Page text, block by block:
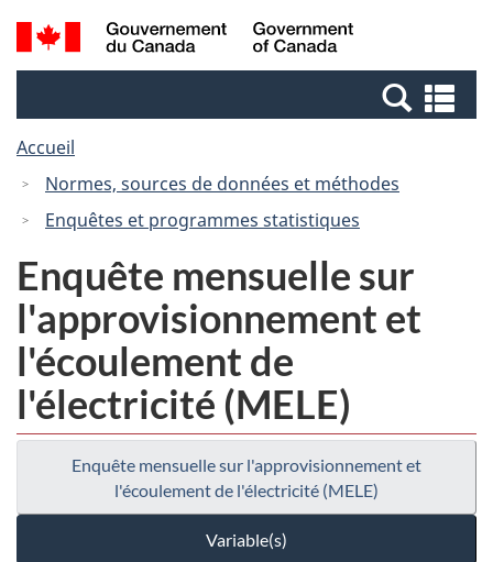
Passer
au
Passer
à
Canada
Recherche
et
et
Accueil
Normes, sources de données et méthodes
Enquêtes et programmes statistiques
Enquête mensuelle sur
l'approvisionnement et
l'écoulement de
l'électricité (MELE)
Enquête mensuelle sur l'approvisionnement et
l'écoulement de l'électricité (MELE)
Variable(s)